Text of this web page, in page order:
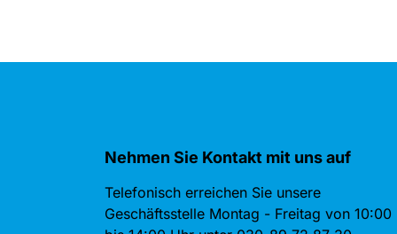
Nehmen Sie Kontakt mit uns auf
Telefonisch erreichen Sie unsere
Geschäftsstelle Montag - Freitag von 10:00